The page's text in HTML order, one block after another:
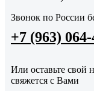
Звонок по России
+7 (963)
Или оставьте свой
свяжется с Вами